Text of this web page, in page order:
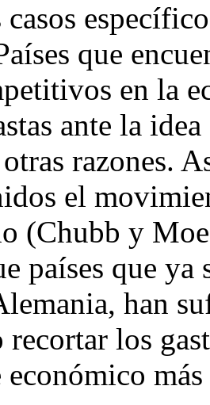
que
en la
ante la
razones.
el
(Chubb y
países que
han
los
más